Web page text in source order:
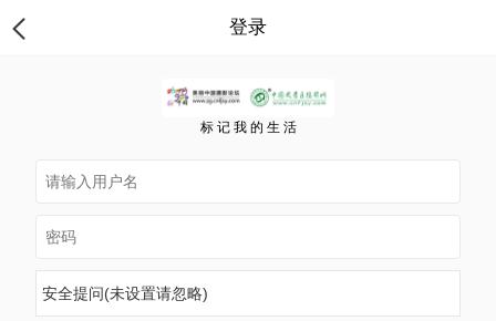
登录
标 记 我 的 生 活
安全提问(未设置请忽略)